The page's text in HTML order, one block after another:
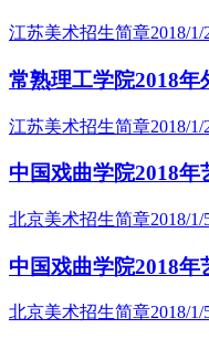
江苏美术招生简章2018/1/
常熟理工学院2018
江苏美术招生简章2018/1/
中国戏曲学院2018年
北京美术招生简章2018/1/
中国戏曲学院2018年
北京美术招生简章2018/1/